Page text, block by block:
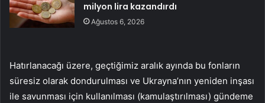
milyon lira kazandırdı
Ağustos 6, 2026
Hatırlanacağı üzere, geçtiğimiz aralık ayında bu fonların
süresiz olarak dondurulması ve Ukrayna’nın yeniden inşası
ile savunması için kullanılması (kamulaştırılması) gündeme